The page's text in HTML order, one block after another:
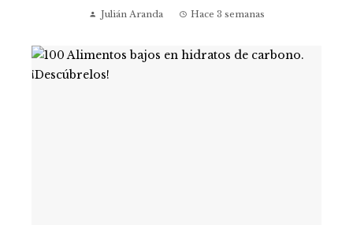
Julián Aranda Hace 3 semanas